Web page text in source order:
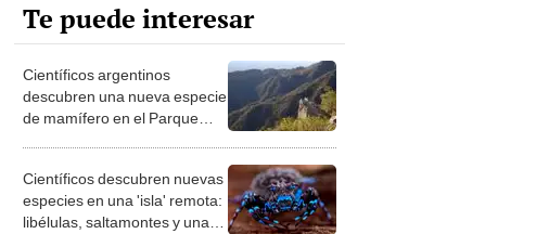
Te puede interesar
Científicos argentinos
descubren una nueva especie
de mamífero en el Parque
de plantas
Científicos descubren nuevas
especies en una 'isla' remota:
libélulas, saltamontes y una